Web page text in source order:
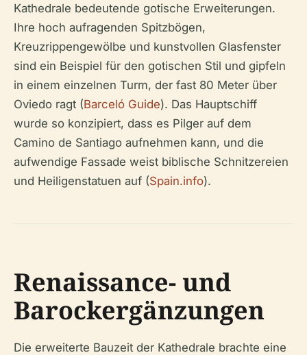
Kathedrale bedeutende gotische Erweiterungen.
Ihre hoch aufragenden Spitzbögen,
Kreuzrippengewölbe und kunstvollen Glasfenster
sind ein Beispiel für den gotischen Stil und gipfeln
in einem einzelnen Turm, der fast 80 Meter über
Oviedo ragt (Barceló Guide). Das Hauptschiff
wurde so konzipiert, dass es Pilger auf dem
Camino de Santiago aufnehmen kann, und die
aufwendige Fassade weist biblische Schnitzereien
und Heiligenstatuen auf (Spain.info).
Renaissance- und
Barockergänzungen
Die erweiterte Bauzeit der Kathedrale brachte eine